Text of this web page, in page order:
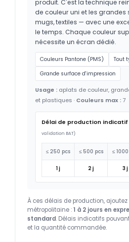
produit. C'est la technique
de couleur uni et les
mugs, textiles — avec une
le temps. Chaque couleur
nécessite un écran dédié.
Couleurs Pantone (PMS)
Tout
Grande surface d'impression
Usage : aplats de couleur,
et plastiques · Couleurs max :7
Délai de production indicatif
validation BAT)
≤ 250 pcs ≤ 500 pcs ≤
1 j 2 j 3 j
À ces délais de production,
métropolitaine : 1 à 2 jours en
standard. Délais indicatifs
et la quantité commandée.